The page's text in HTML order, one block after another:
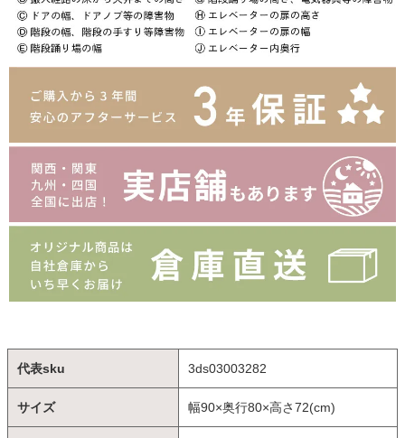
代表sku 3ds03003282
サイズ 幅90×奥行80×高さ72(cm)